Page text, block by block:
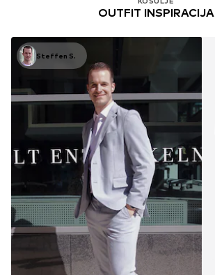
OUTFIT INSPIRACIJA
Steffen S.